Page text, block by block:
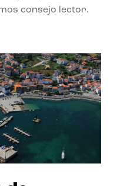
consejo lector.